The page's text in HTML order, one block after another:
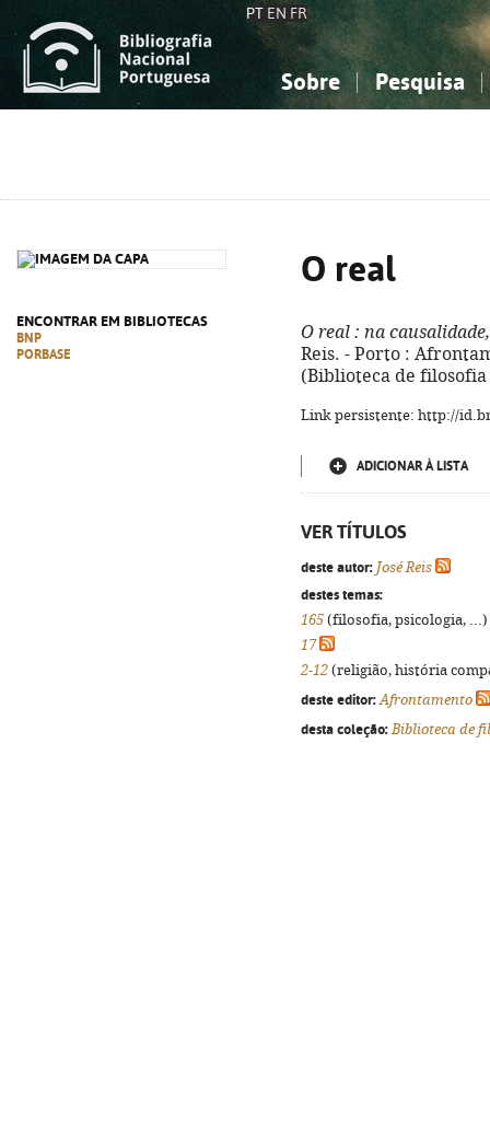
PT EN FR
Sobre Pesquisa
ENCONTRAR EM BIBLIOTECAS
BNP
PORBASE
O real
O real : na
Reis. - Porto :
(Biblioteca de filosofia
Link persistente: http://
ADICIONAR À LISTA
VER TÍTULOS
deste autor: José Reis
destes temas:
165 (filosofia, psicologia, ...)
17
2-12 (religião, história
deste editor: Afrontamento
desta coleção: Biblioteca de